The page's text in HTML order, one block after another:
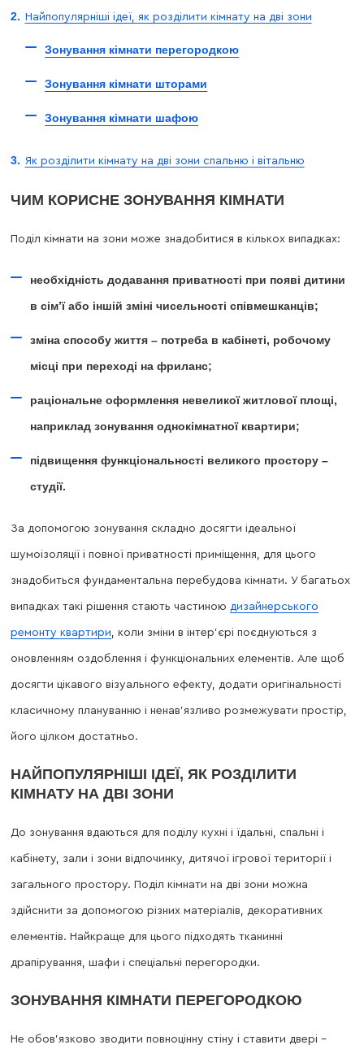
Найпопулярніші ідеї, як розділити кімнату на дві зони
Зонування кімнати перегородкою
Зонування кімнати шторами
Зонування кімнати шафою
Як розділити кімнату на дві зони спальню і вітальню
ЧИМ КОРИСНЕ ЗОНУВАННЯ КІМНАТИ
Поділ кімнати на зони може знадобитися в кількох випадках:
необхідність додавання приватності при появі дитини
в сім’ї або іншій зміні чисельності співмешканців;
зміна способу життя – потреба в кабінеті, робочому
місці при переході на фриланс;
раціональне оформлення невеликої житлової площі,
наприклад зонування однокімнатної квартири;
підвищення функціональності великого простору –
студії.
За допомогою зонування складно досягти ідеальної
шумоізоляції і повної приватності приміщення, для цього
знадобиться фундаментальна перебудова кімнати. У багатьох
випадках такі рішення стають частиною дизайнерського
ремонту квартири, коли зміни в інтер’єрі поєднуються з
оновленням оздоблення і функціональних елементів. Але щоб
досягти цікавого візуального ефекту, додати оригінальності
класичному плануванню і ненав’язливо розмежувати простір,
його цілком достатньо.
НАЙПОПУЛЯРНІШІ ІДЕЇ, ЯК РОЗДІЛИТИ
КІМНАТУ НА ДВІ ЗОНИ
До зонування вдаються для поділу кухні і їдальні, спальні і
кабінету, зали і зони відпочинку, дитячої ігрової території і
загального простору. Поділ кімнати на дві зони можна
здійснити за допомогою різних матеріалів, декоративних
елементів. Найкраще для цього підходять тканинні
драпірування, шафи і спеціальні перегородки.
ЗОНУВАННЯ КІМНАТИ ПЕРЕГОРОДКОЮ
Не обов’язково зводити повноцінну стіну і ставити двері –